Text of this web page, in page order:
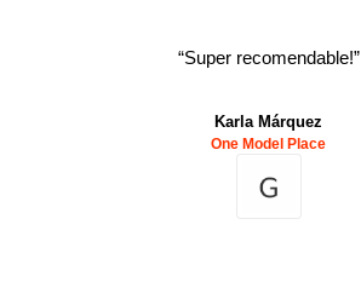
“Super recomendable!”
Karla Márquez
One Model Place